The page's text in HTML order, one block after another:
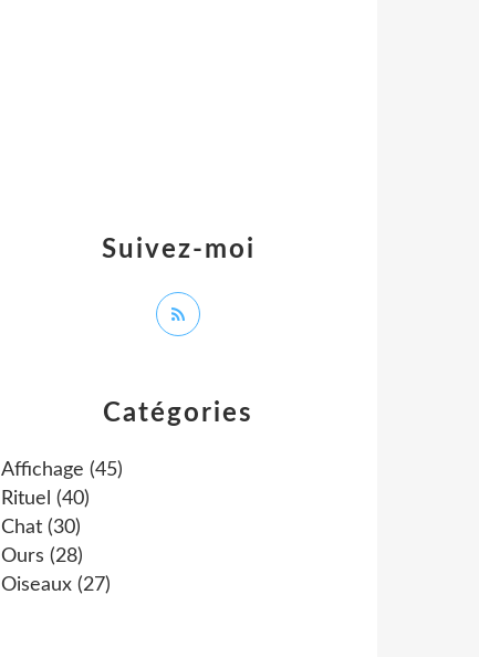
Catégories
Affichage (45)
Rituel (40)
Chat (30)
Ours (28)
Oiseaux (27)
Suivez-moi